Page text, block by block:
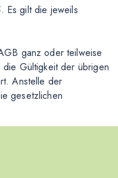
. Es gilt die jeweils
ganz oder teilweise
Gültigkeit der übrigen
Anstelle der
gesetzlichen